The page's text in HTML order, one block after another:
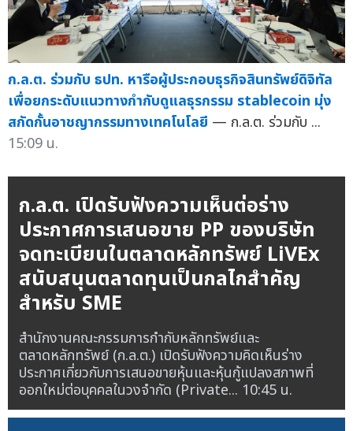
ก.ล.ต. ร่วมกับ ธปท. หารือผู้ประกอบธุรกิจสินทรัพย์ดิจิทัล
เพื่อยกระดับแนวทางกำกับดูแลธุรกรรม stablecoin มุ่ง
สกัดกั้นอาชญากรรมทางเทคโนโลยี — ก.ล.ต. ร่วมกับ ...
15:09 น.
ก.ล.ต. เปิดรับฟังความเห็นต่อร่าง
ประกาศการเสนอขาย PP ของบริษัท
จดทะเบียนในตลาดหลักทรัพย์ LiVEx
สนับสนุนตลาดทุนเป็นกลไกสำคัญ
สำหรับ SME
สำนักงานคณะกรรมการกำกับหลักทรัพย์และ
ตลาดหลักทรัพย์ (ก.ล.ต.) เปิดรับฟังความคิดเห็นร่าง
ประกาศเกี่ยวกับการเสนอขายหุ้นและหุ้นกู้แปลงสภาพที่
ออกใหม่ต่อบุคคลในวงจำกัด (Private... 10:45 น.